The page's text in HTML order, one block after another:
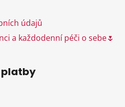
s
u údajů
a každodenní péči o sebe🌷
platby